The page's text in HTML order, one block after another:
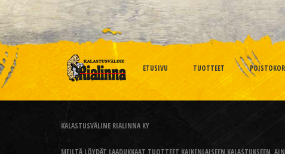
ETUSIVU TUOTTEET
KALASTUSVÄLINE RIALINNA KY
MEILTÄ LÖYDÄT LAADUKKAAT TUOTTEET KAIKENLAISEEN KALASTUKSEEN,